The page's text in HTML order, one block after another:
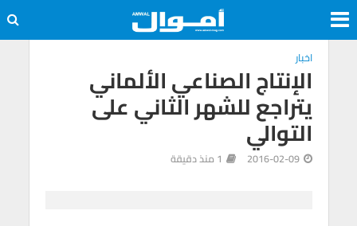
اخبار
الإنتاج الصناعي الألماني
يتراجع للشهر الثاني على
التوالي
2016-02-09 1 منذ دقيقة